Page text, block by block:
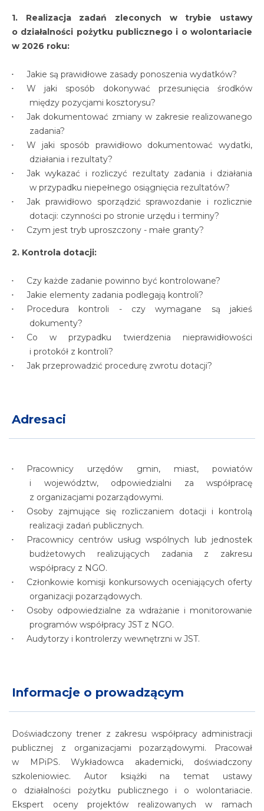
1. Realizacja zadań zleconych w trybie ustawy
o działalności pożytku publicznego i o wolontariacie
w 2026 roku:
Jakie są prawidłowe zasady ponoszenia wydatków?
W jaki sposób dokonywać przesunięcia środków
między pozycjami kosztorysu?
Jak dokumentować zmiany w zakresie realizowanego
zadania?
W jaki sposób prawidłowo dokumentować wydatki,
działania i rezultaty?
Jak wykazać i rozliczyć rezultaty zadania i działania
w przypadku niepełnego osiągnięcia rezultatów?
Jak prawidłowo sporządzić sprawozdanie i rozlicznie
dotacji: czynności po stronie urzędu i terminy?
Czym jest tryb uproszczony - małe granty?
2. Kontrola dotacji:
Czy każde zadanie powinno być kontrolowane?
Jakie elementy zadania podlegają kontroli?
Procedura kontroli - czy wymagane są jakieś
dokumenty?
Co w przypadku twierdzenia nieprawidłowości
i protokół z kontroli?
Jak przeprowadzić procedurę zwrotu dotacji?
Adresaci
Pracownicy urzędów gmin, miast, powiatów
i województw, odpowiedzialni za współpracę
z organizacjami pozarządowymi.
Osoby zajmujące się rozliczaniem dotacji i kontrolą
realizacji zadań publicznych.
Pracownicy centrów usług wspólnych lub jednostek
budżetowych realizujących zadania z zakresu
współpracy z NGO.
Członkowie komisji konkursowych oceniających oferty
organizacji pozarządowych.
Osoby odpowiedzialne za wdrażanie i monitorowanie
programów współpracy JST z NGO.
Audytorzy i kontrolerzy wewnętrzni w JST.
Informacje o prowadzącym
Doświadczony trener z zakresu współpracy administracji
publicznej z organizacjami pozarządowymi. Pracował
w MPiPS. Wykładowca akademicki, doświadczony
szkoleniowiec. Autor książki na temat ustawy
o działalności pożytku publicznego i o wolontariacie.
Ekspert oceny projektów realizowanych w ramach